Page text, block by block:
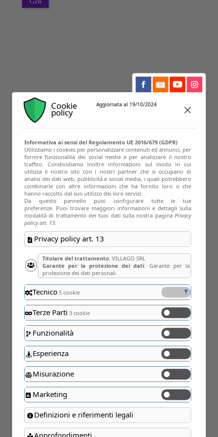
14
Feb
17
Gen
Cookie
policy
Aggiornata al 19/10/2024
Informativa ai sensi del Regolamento UE 2016/679 (GDPR)
Utilizziamo i cookies per personalizzare contenuti ed annunci, per
fornire funzionalità dei social media e per analizzare il nostro
traffico. Condividiamo inoltre informazioni sul modo in cui
utilizza il nostro sito con i nostri partner che si occupano di
analisi dei dati web, pubblicità e social media, i quali potrebbero
combinarle con altre informazioni che ha fornito loro o che
hanno raccolto dal suo utilizzo dei loro servizi.
Da questo pannello puoi configurare tutte le tue
preferenze. Puoi trovare maggiori informazioni e dettagli sulla
modalità di trattamento dei tuoi dati sulla nostra paginaPrivacy
policy art. 13.
Privacy policy art. 13
Titolare del trattamento: VILLAGO SRL
Garante per la protezione dei dati: Garante per la
protezione dei dati personali
Tecnico5 cookie
Terze Parti 3 cookie
Funzionalità
Esperienza
Misurazione
Marketing
Definizioni e riferimenti legali
Approfondimenti